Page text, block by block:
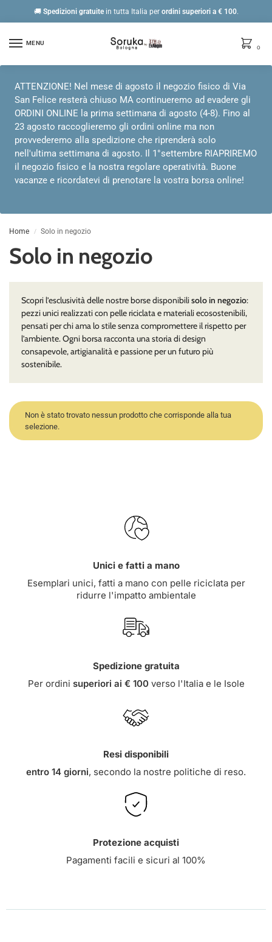
🚚 Spedizioni gratuitein tutta Italia per ordini superiori a € 100.
MENU
0
ATTENZIONE! Nel mese di agosto il negozio fisico di Via
San Felice resterà chiuso MA continueremo ad evadere gli
ORDINI ONLINE la prima settimana di agosto (4-8). Fino al
23 agosto raccoglieremo gli ordini online ma non
provvederemo alla spedizione che riprenderà solo
nell'ultima settimana di agosto. Il 1°settembre RIAPRIREMO
il negozio fisico e la nostra regolare operatività. Buone
vacanze e ricordatevi di prenotare la vostra borsa online!
Home / Solo in negozio
Solo in negozio
Scopri l’esclusività delle nostre borse disponibilisolo in negozio:
pezzi unici realizzati con pelle riciclata e materiali ecosostenibili,
pensati per chi ama lo stile senza compromettere il rispetto per
l’ambiente. Ogni borsa racconta una storia di design
consapevole, artigianalità e passione per un futuro più
sostenibile.
Non è stato trovato nessun prodotto che corrisponde alla tua
selezione.
Unici e fatti a mano
Esemplari unici, fatti a mano con pelle riciclata per
ridurre l'impatto ambientale
Spedizione gratuita
Per ordini superiori ai € 100verso l'Italia e le Isole
Resi disponibili
entro 14 giorni, secondo la nostre politiche di reso.
Protezione acquisti
Pagamenti facili e sicuri al 100%